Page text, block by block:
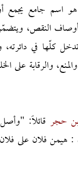
هو اسم جامع
النقص،
كلّها في دائرته،
والرقابة على
حجر قائلاً:
هيمن فلان على